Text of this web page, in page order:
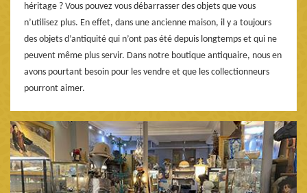
héritage ? Vous pouvez vous débarrasser des objets que vous
n’utilisez plus. En effet, dans une ancienne maison, il y a toujours
des objets d’antiquité qui n’ont pas été depuis longtemps et qui ne
peuvent même plus servir. Dans notre boutique antiquaire, nous en
avons pourtant besoin pour les vendre et que les collectionneurs
pourront aimer.